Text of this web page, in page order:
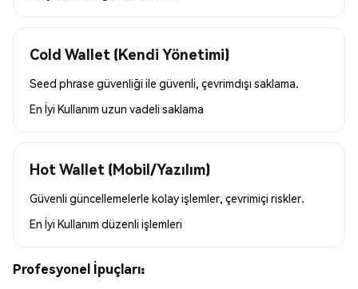
Cold Wallet (Kendi Yönetimi)
Seed phrase güvenliği ile güvenli, çevrimdışı saklama.
En İyi Kullanım uzun vadeli saklama
Hot Wallet (Mobil/Yazılım)
Güvenli güncellemelerle kolay işlemler, çevrimiçi riskler.
En İyi Kullanım düzenli işlemleri
Profesyonel İpuçları: